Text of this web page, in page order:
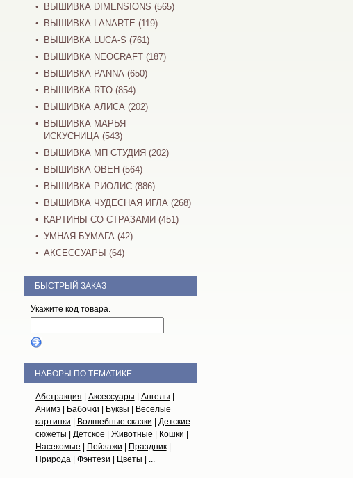
ВЫШИВКА DIMENSIONS (565)
ВЫШИВКА LANARTE (119)
ВЫШИВКА LUCA-S (761)
ВЫШИВКА NEOCRAFT (187)
ВЫШИВКА PANNA (650)
ВЫШИВКА RTO (854)
ВЫШИВКА АЛИСА (202)
ВЫШИВКА МАРЬЯ
ИСКУСНИЦА (543)
ВЫШИВКА МП СТУДИЯ (202)
ВЫШИВКА ОВЕН (564)
ВЫШИВКА РИОЛИС (886)
ВЫШИВКА ЧУДЕСНАЯ ИГЛА (268)
КАРТИНЫ СО СТРАЗАМИ (451)
УМНАЯ БУМАГА (42)
АКСЕССУАРЫ (64)
БЫСТРЫЙ ЗАКАЗ
Укажите код товара.
НАБОРЫ ПО ТЕМАТИКЕ
Абстракция Аксессуары Ангелы
Анимэ| Бабочки Буквы
Веселые
картинки
Волшебные сказки
Детские
сюжеты
Детское Животные Кошки
Насекомые
Пейзажи Праздник|
Природа| Фэнтези Цветы | ...